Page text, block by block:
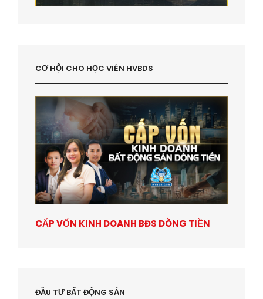
CƠ HỘI CHO HỌC VIÊN HVBDS
CẤP VỐN KINH DOANH BĐS DÒNG TIỀN
ĐẦU TƯ BẤT ĐỘNG SẢN